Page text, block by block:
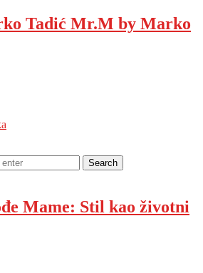
Mr.M by Marko
Mame: Stil kao životni